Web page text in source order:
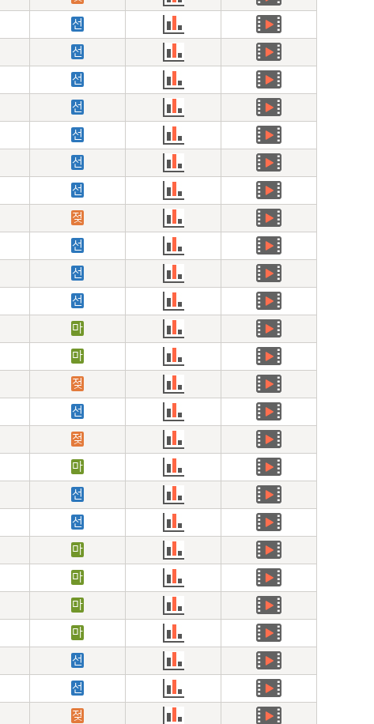
선
선
선
선
선
선
선
젖
선
선
선
마
마
젖
선
젖
마
선
선
마
마
마
마
선
선
젖